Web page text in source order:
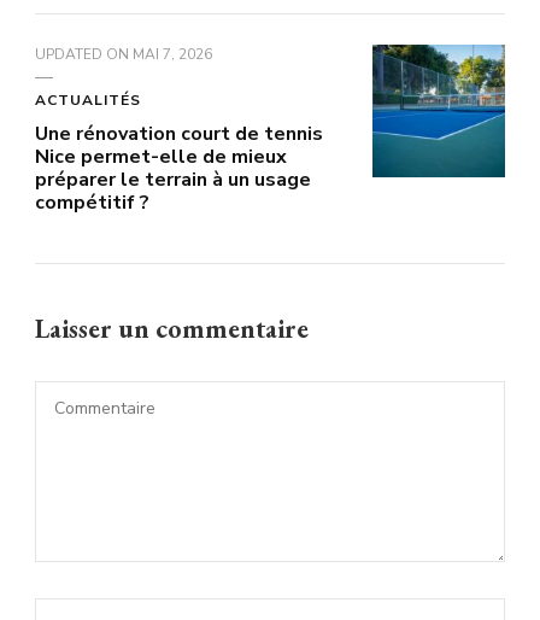
UPDATED ON MAI 7, 2026
ACTUALITÉS
Une rénovation court de tennis
Nice permet-elle de mieux
préparer le terrain à un usage
compétitif ?
Laisser un commentaire